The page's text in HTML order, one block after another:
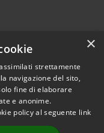
Copyright © 2024 •
Comune di Mazara del
Vallo• Powered
×
strettamente
navigazione del sito,
fine di elaborare
e anonime.
policy al seguente link